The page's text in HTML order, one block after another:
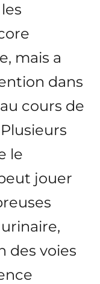
mais a
dans
cours de
le
jouer
des voies